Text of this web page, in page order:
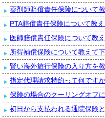
薬剤師賠償責任保険について
PTA賠償責任保険について教
医師賠償責任保険について教
所得補償保険について教えて
賢い海外旅行保険の入り方を
指定代理請求特約って何です
保険の場合のクーリングオフ
初日から支払われる通院保険